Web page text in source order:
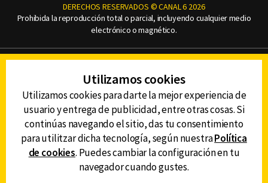
DERECHOS RESERVADOS © CANAL 6 2026
Prohibida la reproducción total o parcial, incluyendo cualquier medio
electrónico o magnético.
AVISO DE PRIVACIDAD
AVISO LEGAL
DEFENSORÍA DE LAS AUDIENCIAS
DESCARGA LA APP DE CANAL 6
Utilizamos cookies
Utilizamos cookies para darte la mejor experiencia de
usuario y entrega de publicidad, entre otras cosas. Si
continúas navegando el sitio, das tu consentimiento
para utilitzar dicha tecnología, según nuestraPolítica
de cookies. Puedes cambiar la configuración en tu
navegador cuando gustes.